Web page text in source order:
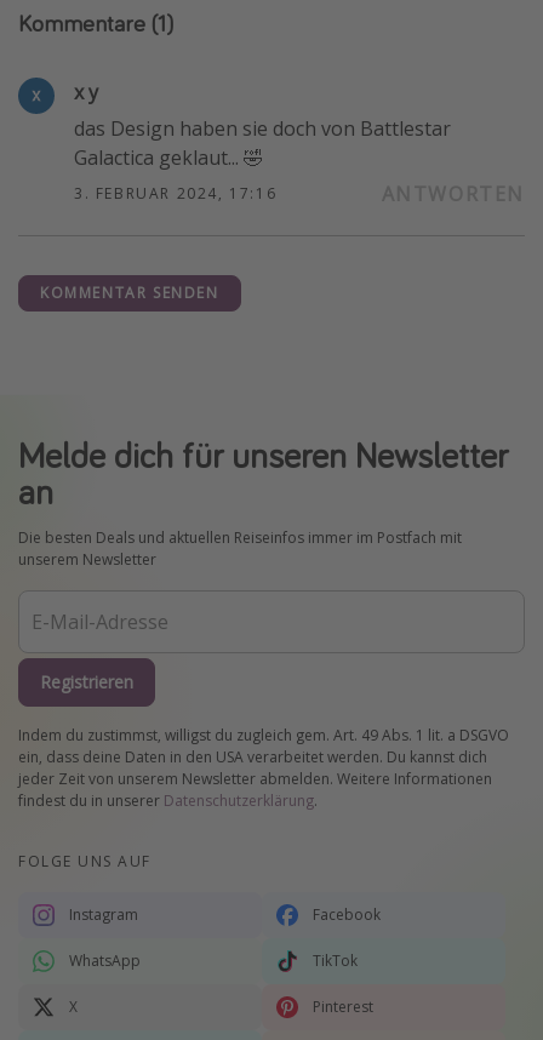
Kommentare (1)
x y
das Design haben sie doch von Battlestar
Galactica geklaut... 🤣
3. FEBRUAR 2024, 17:16
KOMMENTAR SENDEN
Melde dich für unseren Newsletter
an
Die besten Deals und aktuellen Reiseinfos immer im Postfach mit
unserem Newsletter
Registrieren
Indem du zustimmst, willigst du zugleich gem. Art. 49 Abs. 1 lit. a DSGVO
ein, dass deine Daten in den USA verarbeitet werden. Du kannst dich
jeder Zeit von unserem Newsletter abmelden. Weitere Informationen
findest du in unserer Datenschutzerklärung.
FOLGE UNS AUF
Instagram Facebook
WhatsApp TikTok
X Pinterest